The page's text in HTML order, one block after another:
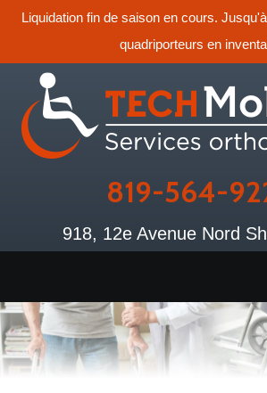
Liquidation fin de saison en cours.
quadriporteurs en
819-564-
918, 12e Avenue Nord